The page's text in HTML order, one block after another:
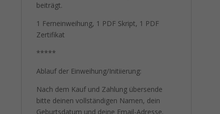
beiträgt.
1 Ferneinweihung, 1 PDF Skript, 1 PDF
Zertifikat
*****
Ablauf der Einweihung/Initiierung:
Nach dem Kauf und Zahlung übersende
bitte deinen vollständigen Namen, dein
Geburtsdatum und deine Email-Adresse.